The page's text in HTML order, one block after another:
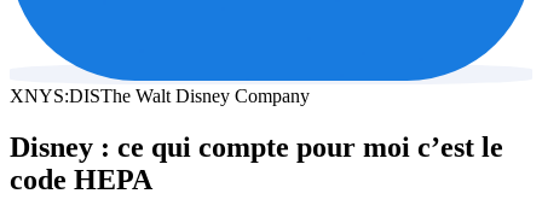
XNYS:DISThe Walt Disney Company
Disney : ce qui compte pour moi c’est le
code HEPA